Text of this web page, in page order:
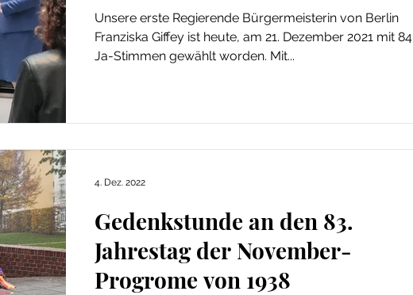
Unsere erste Regierende Bürgermeisterin von Berlin
Franziska Giffey ist heute, am 21. Dezember 2021 mit 84
Ja-Stimmen gewählt worden. Mit...
Gedenkstunde an den 83.
Jahrestag der November-
Progrome von 1938
4. Dez. 2022